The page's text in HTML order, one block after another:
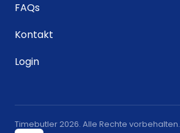
FAQs
Kontakt
Login
Timebutler 2026. Alle Rechte vorbehalten.